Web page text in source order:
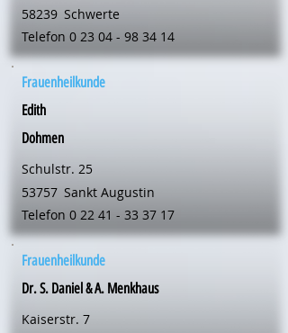
58239 Schwerte
Telefon 0 23 04 - 98 34 14
Frauenheilkunde
Edith
Dohmen
Schulstr. 25
53757 Sankt Augustin
Telefon 0 22 41 - 33 37 17
Frauenheilkunde
Dr. S. Daniel & A. Menkhaus
Kaiserstr. 7